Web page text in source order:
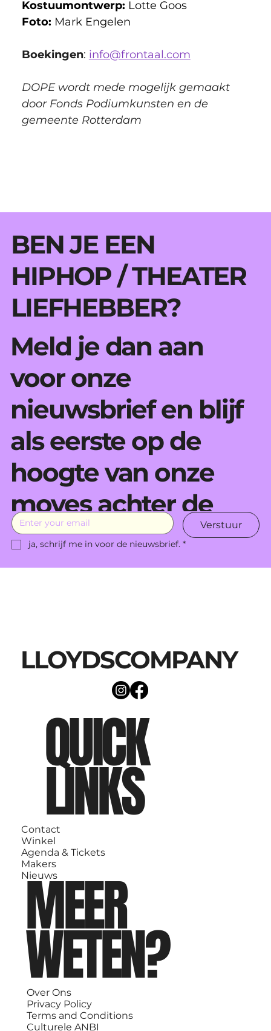
Kostuumontwerp: Lotte Goos
Foto: Mark Engelen
Boekingen: info@frontaal.com
DOPE wordt mede mogelijk gemaakt
door Fonds Podiumkunsten en de
gemeente Rotterdam
BEN JE EEN
HIPHOP / THEATER
LIEFHEBBER?
Meld je dan aan
voor onze
nieuwsbrief en blijf
als eerste op de
hoogte van onze
moves achter de
schermen.
Verstuur
ja, schrijf me in voor de nieuwsbrief. *
LLOYDSCOMPANY
QUICK
LINKS
Contact
Winkel
Agenda & Tickets
Makers
Nieuws
MEER
WETEN?
Over Ons
Privacy Policy
Terms and Conditions
Culturele ANBI